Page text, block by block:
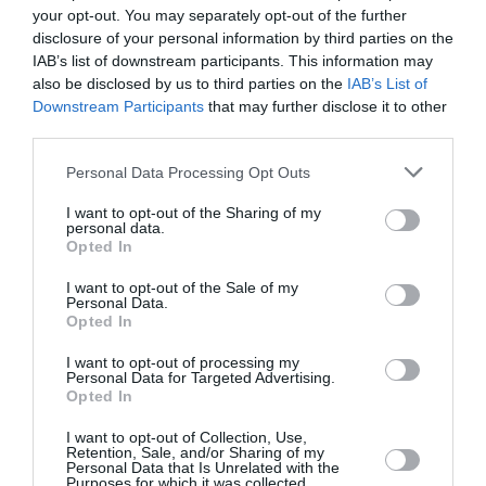
your opt-out. You may separately opt-out of the further
disclosure of your personal information by third parties on the
IAB’s list of downstream participants. This information may
also be disclosed by us to third parties on the IAB’s List of
Downstream Participants that may further disclose it to other
Personal Data Processing Opt Outs
I want to opt-out of the Sharing of my
personal data.
Opted In
I want to opt-out of the Sale of my
Personal Data.
Opted In
I want to opt-out of processing my
Personal Data for Targeted Advertising.
Opted In
I want to opt-out of Collection, Use,
Retention, Sale, and/or Sharing of my
Personal Data that Is Unrelated with the
Εγκαίνια: Σάββατο 17 Μαΐου 2025, στις 19:30 - 22:00
Ώρες λειτουργίας: Τρίτη - Παρασκευή, 09:00-14:00 &
19:00-21:00 | Σάββατο - Κυριακή, 10:00-15:00
Ρέθυμνο, Κρήτη
Μουσείο Σύγχρονης Τέχνης Κρήτης
Πληροφορίες / Κρατήσεις:
Τηλ.: 28310 52530 |
Ακολουθήστε το Culturenow.gr στοGoogle News
μάθετε πρώτοι όλες τις ειδήσεις
Δείτε όλα τατελευταία νέαγια την Τέχνη και τον